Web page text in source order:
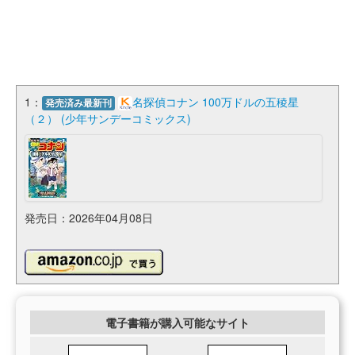
1： 発売済み最新刊
名探偵コナン 100万ドルの五稜星
（２） (少年サンデーコミックス)
発売日：2026年04月08日
電子書籍が購入可能なサイト